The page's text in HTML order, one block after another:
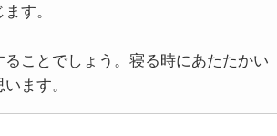
す。
ことでしょう。寝る時にあたたかい
ます。